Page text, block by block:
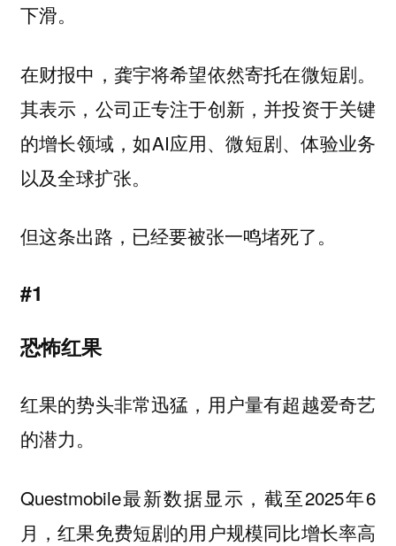
下滑。
在财报中，龚宇将希望依然寄托在微短剧。
其表示，公司正专注于创新，并投资于关键
的增长领域，如AI应用、微短剧、体验业务
以及全球扩张。
但这条出路，已经要被张一鸣堵死了。
#1
恐怖红果
红果的势头非常迅猛，用户量有超越爱奇艺
的潜力。
Questmobile最新数据显示，截至2025年6
月，红果免费短剧的用户规模同比增长率高